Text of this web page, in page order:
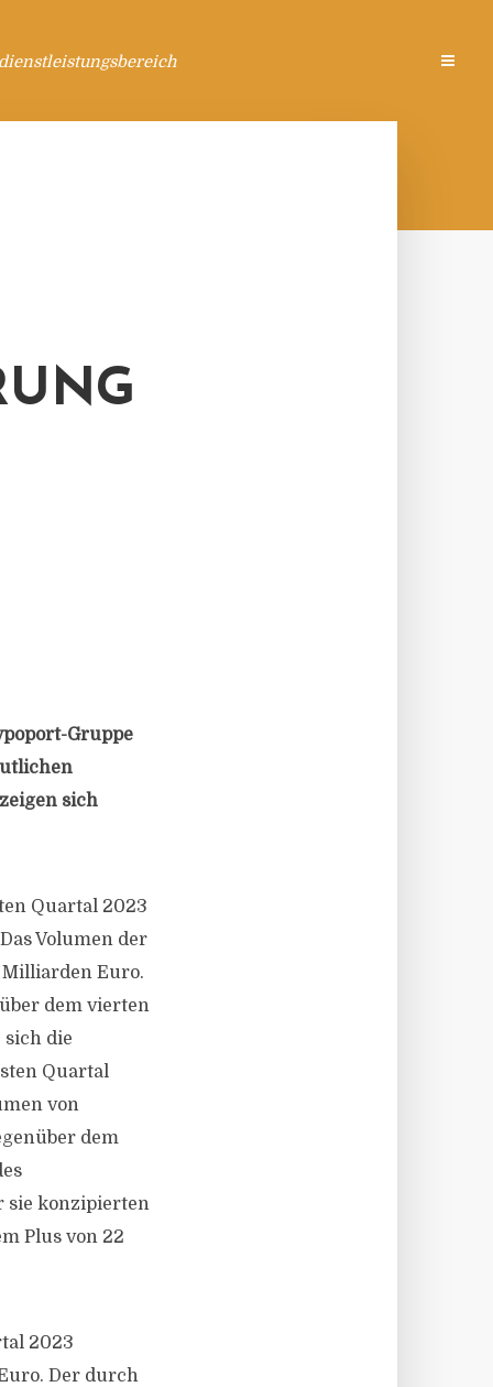
Gruppe
sich
Quartal 2023
Volumen der
Euro.
dem vierten
sich die
Quartal
von
dem
sie konzipierten
Plus von 22
2023
Der durch